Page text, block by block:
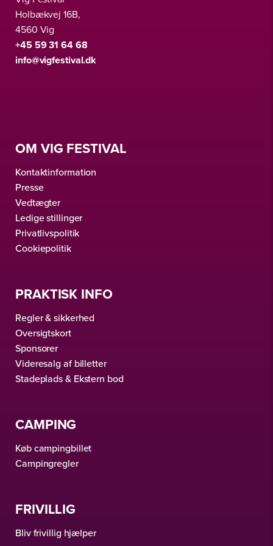
Holbækvej 16B,
4560 Vig
+45 59 31 64 68
info@vigfestival.dk
OM VIG FESTIVAL
Kontaktinformation
Presse
Vedtægter
Ledige stillinger
Privatlivspolitik
Cookiepolitik
PRAKTISK INFO
Regler & sikkerhed
Oversigtskort
Sponsorer
Videresalg af billetter
Stadeplads & Ekstern bod
CAMPING
Køb campingbillet
Campingregler
FRIVILLIG
Bliv frivillig hjælper